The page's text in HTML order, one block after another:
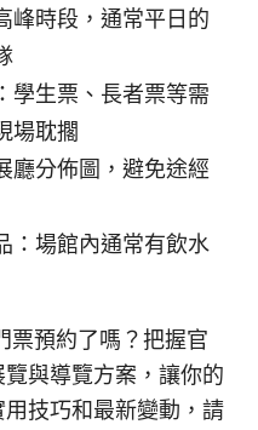
峰時段，通常平日的
學生票、長者票等需
場耽擱
廳分佈圖，避免途經
：場館內通常有飲水
票預約了嗎？把握官
與導覽方案，讓你的
技巧和最新變動，請